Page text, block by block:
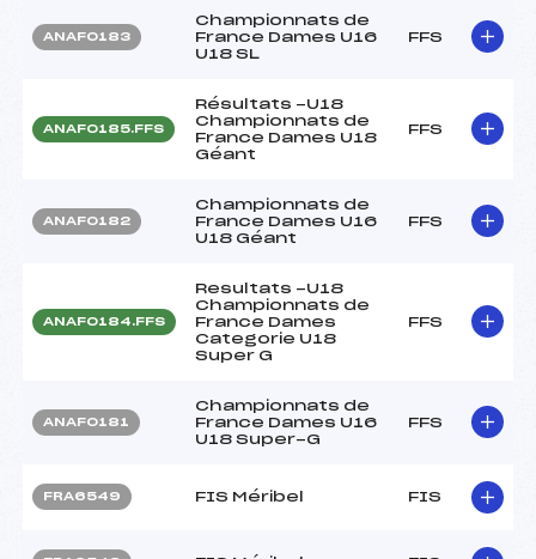
ANAF0183
Championnats de
France Dames U16
U18 SL
FFS
ANAF0185.FFS
Résultats -U18
Championnats de
France Dames U18
Géant
FFS
ANAF0182
Championnats de
France Dames U16
U18 Géant
FFS
ANAF0184.FFS
Resultats -U18
Championnats de
France Dames
Categorie U18
Super G
FFS
ANAF0181
Championnats de
France Dames U16
U18 Super-G
FFS
FRA6549 FIS Méribel FIS